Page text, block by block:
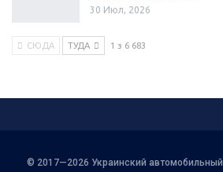
30 Июл, 2026
СЮДА ТУДА 1 з 6 683
© 2017—2026 Украинский автомобильный